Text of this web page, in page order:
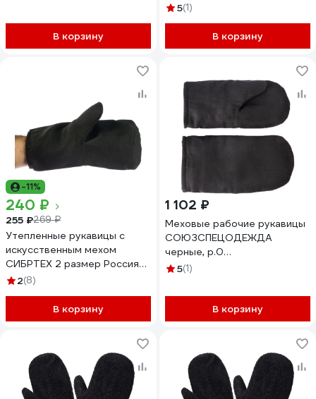
В корзину
2000000109251
5(1)
В корзину
-11%
240 ₽
255 ₽269 ₽
Утепленные рукавицы с
искусственным мехом
СИБРТЕХ 2 размер Россия
68156
2(8)
В корзину
1 102 ₽
Меховые рабочие рукавицы
СОЮЗСПЕЦОДЕЖДА
черные, р.0
2000000109237
5(1)
В корзину